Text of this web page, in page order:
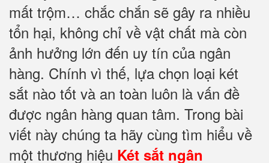
mất trộm… chắc chắn sẽ gây ra nhiều
tổn hại, không chỉ về vật chất mà còn
ảnh hưởng lớn đến uy tín của ngân
hàng. Chính vì thế, lựa chọn loại két
sắt nào tốt và an toàn luôn là vấn đề
được ngân hàng quan tâm. Trong bài
viết này chúng ta hãy cùng tìm hiểu về
một thương hiệu Két sắt ngân